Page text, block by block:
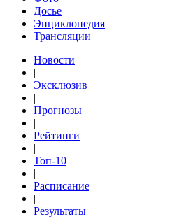
Досье
Энциклопедия
Трансляции
Новости
|
Эксклюзив
|
Прогнозы
|
Рейтинги
|
Топ-10
|
Расписание
|
Результаты